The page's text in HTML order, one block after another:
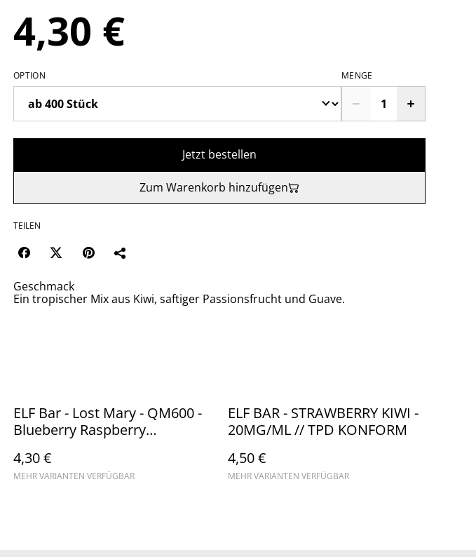
4,30 €
OPTION MENGE
Jetzt bestellen
Zum Warenkorb hinzufügen
TEILEN
Geschmack
Ein tropischer Mix aus Kiwi, saftiger Passionsfrucht und Guave.
ELF Bar - Lost Mary - QM600 -
Blueberry Raspberry
(Kindersicherung) //
Steuerware
4,30 €
MEHR VARIANTEN VERFÜGBAR
ELF BAR - STRAWBERRY KIWI -
20MG/ML // TPD KONFORM
4,50 €
MEHR VARIANTEN VERFÜGBAR